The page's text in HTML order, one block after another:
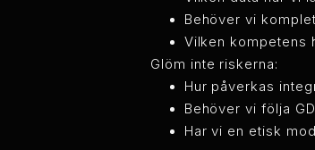
Behöver vi
Vilken kompetens
Glöm inte riskerna:
Hur påverkas
Behöver vi följa
Har vi en etisk